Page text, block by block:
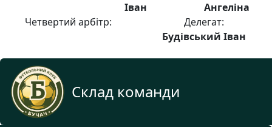
Іван
Ангеліна
Четвертий арбітр:
Делегат:
Будівський Іван
Склад команди